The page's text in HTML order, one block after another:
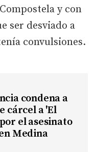
y con
ser desviado a
convulsiones.
condena a
cárcel a 'El
el asesinato
Medina